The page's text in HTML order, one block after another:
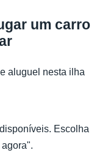
um carro
aluguel nesta ilha
Escolha